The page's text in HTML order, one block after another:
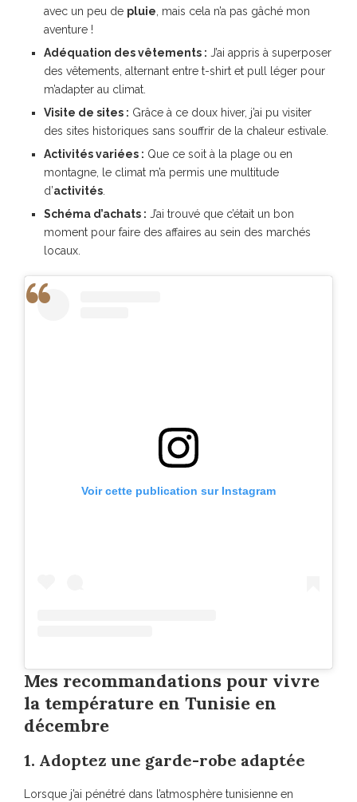
avec un peu de pluie , mais cela n’a pas gâché mon
aventure !
Adéquation des vêtements : J’ai appris à superposer
des vêtements, alternant entre t-shirt et pull léger pour
m’adapter au climat.
Visite de sites : Grâce à ce doux hiver, j’ai pu visiter
des sites historiques sans souffrir de la chaleur estivale.
Activités variées : Que ce soit à la plage ou en
montagne, le climat m’a permis une multitude
d’activités
Schéma d’achats : J’ai trouvé que c’était un bon
moment pour faire des affaires au sein des marchés
locaux.
Voir cette publication sur Instagram
Mes recommandations pour vivre
la température en Tunisie en
décembre
1. Adoptez une garde-robe adaptée
Lorsque j’ai pénétré dans l’atmosphère tunisienne en